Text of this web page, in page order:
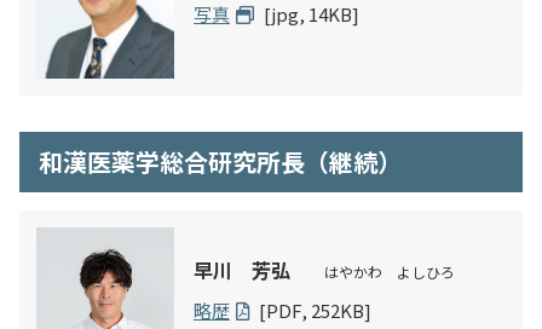
写真
[jpg, 14KB]
和漢医薬学総合研究所長（継続）
早川 芳弘 はやかわ よしひろ
略歴
[PDF, 252KB]